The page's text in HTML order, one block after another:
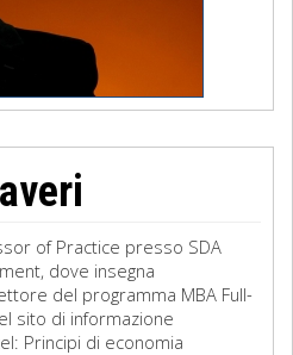
of Practice presso SDA
dove insegna
del programma MBA Full-
sito di informazione
Principi di economia